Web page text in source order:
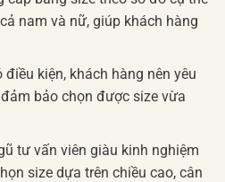
nam và nữ, giúp khách hàng
điều kiện, khách hàng nên yêu
bảo chọn được size vừa
tư vấn viên giàu kinh nghiệm
size dựa trên chiều cao, cân